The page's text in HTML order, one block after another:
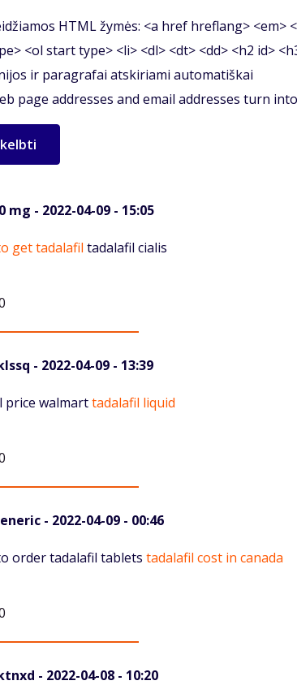
HTML žymės: <a href hreflang> <em>
<ol start type> <li> <dl> <dt> <dd> <h2 id>
ir paragrafai atskiriami automatiškai
page addresses and email addresses turn
mg - 2022-04-09 - 15:05
get tadalafil tadalafil cialis
- 2022-04-09 - 13:39
price walmarttadalafil liquid
- 2022-04-09 - 00:46
order tadalafil tablets tadalafil cost in canada
- 2022-04-08 - 10:20